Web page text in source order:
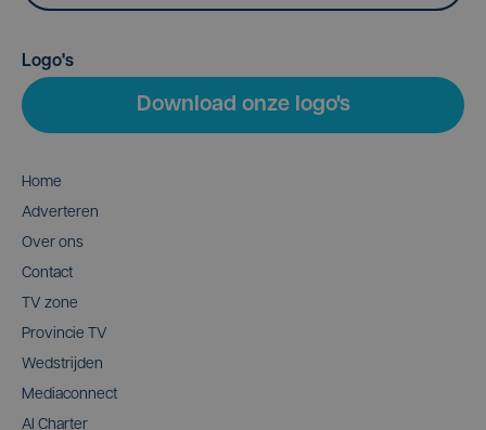
Logo's
Download onze logo's
Home
Adverteren
Over ons
Contact
TV zone
Provincie TV
Wedstrijden
Mediaconnect
AI Charter